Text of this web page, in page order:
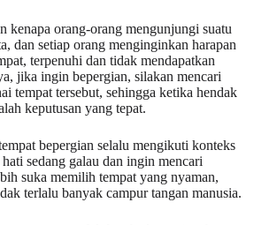
kenapa orang-orang mengunjungi suatu
dan setiap orang menginginkan harapan
terpenuhi dan tidak mendapatkan
jika ingin bepergian, silakan mencari
tempat tersebut, sehingga ketika hendak
keputusan yang tepat.
bepergian selalu mengikuti konteks
sedang galau dan ingin mencari
suka memilih tempat yang nyaman,
terlalu banyak campur tangan manusia.